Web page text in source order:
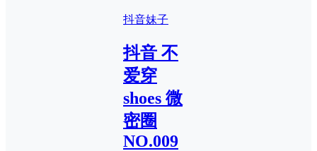
抖音妹子
抖音 不
爱穿
shoes 微
密圈
NO.009